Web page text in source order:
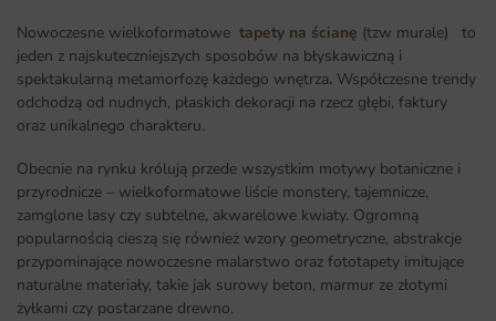
Nowoczesne wielkoformatowe tapety na ścianę (tzw murale) to
jeden z najskuteczniejszych sposobów na błyskawiczną i
spektakularną metamorfozę każdego wnętrza. Współczesne trendy
odchodzą od nudnych, płaskich dekoracji na rzecz głębi, faktury
oraz unikalnego charakteru.
Obecnie na rynku królują przede wszystkim motywy botaniczne i
przyrodnicze – wielkoformatowe liście monstery, tajemnicze,
zamglone lasy czy subtelne, akwarelowe kwiaty. Ogromną
popularnością cieszą się również wzory geometryczne, abstrakcje
przypominające nowoczesne malarstwo oraz fototapety imitujące
naturalne materiały, takie jak surowy beton, marmur ze złotymi
żyłkami czy postarzane drewno.